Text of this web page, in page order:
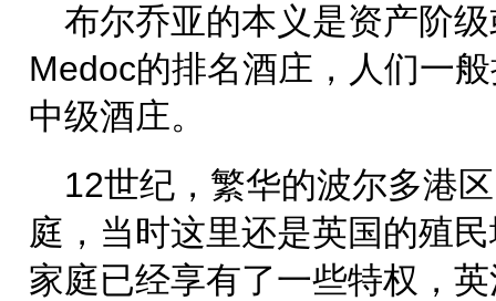
布尔乔亚的本义是资产阶
Medoc的排名酒庄，人们一
中级酒庄。
12世纪，繁华的波尔多港
庭，当时这里还是英国的殖
家庭已经享有了一些特权，